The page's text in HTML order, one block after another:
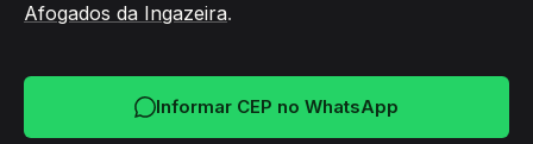
Afogados da Ingazeira.
Informar CEP no WhatsApp